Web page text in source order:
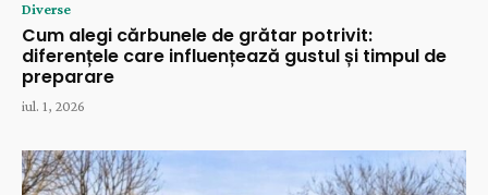
Diverse
Cum alegi cărbunele de grătar potrivit:
diferențele care influențează gustul și timpul de
preparare
iul. 1, 2026